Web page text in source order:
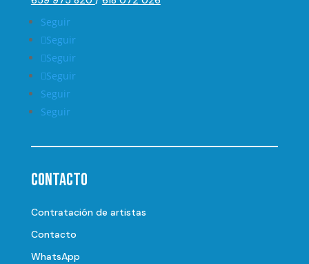
Seguir
Seguir
Seguir
Seguir
Seguir
Seguir
Contacto
Contratación de artistas
Contacto
WhatsApp